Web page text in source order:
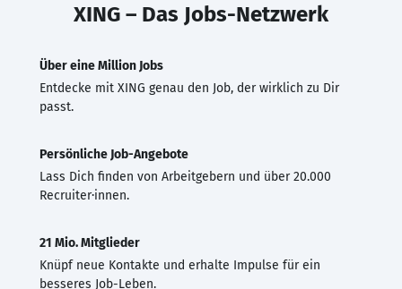
XING – Das Jobs-Netzwerk
Über eine Million Jobs
Entdecke mit XING genau den Job, der wirklich zu Dir
passt.
Persönliche Job-Angebote
Lass Dich finden von Arbeitgebern und über 20.000
Recruiter·innen.
21 Mio. Mitglieder
Knüpf neue Kontakte und erhalte Impulse für ein
besseres Job-Leben.